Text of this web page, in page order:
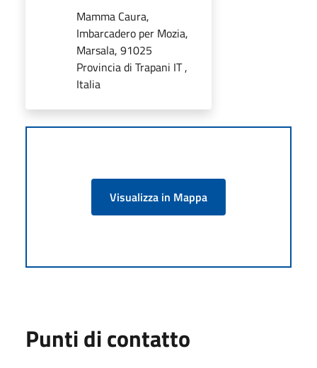
Mamma Caura,
Imbarcadero per Mozia,
Marsala, 91025
Provincia di Trapani IT ,
Italia
Visualizza in Mappa
Punti di contatto